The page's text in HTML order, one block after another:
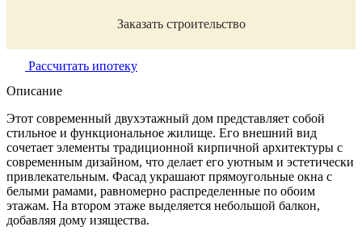
Заказать строительство
Рассчитать ипотеку
Описание
Этот современный двухэтажный дом представляет собой
стильное и функциональное жилище. Его внешний вид
сочетает элементы традиционной кирпичной архитектуры с
современным дизайном, что делает его уютным и эстетически
привлекательным. Фасад украшают прямоугольные окна с
белыми рамами, равномерно распределенные по обоим
этажам. На втором этаже выделяется небольшой балкон,
добавляя дому изящества.